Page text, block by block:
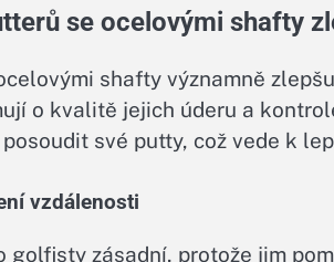
se ocelovými shafty
shafty významně
o kvalitě jejich úderu a
své putty, což vede k
vzdálenosti
golfisty zásadní, protože jim